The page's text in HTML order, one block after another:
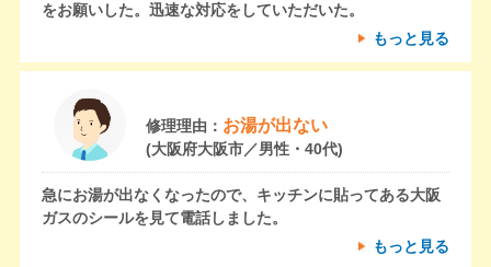
をお願いした。迅速な対応をしていただいた。
もっと見る
修理理由： お湯が出ない
(大阪府大阪市／男性・40代)
急にお湯が出なくなったので、キッチンに貼ってある大阪
ガスのシールを見て電話しました。
もっと見る